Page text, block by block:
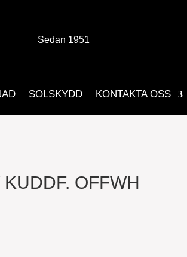
Sedan 1951
SOLSKYDD KONTAKTA OSS
OFFWH